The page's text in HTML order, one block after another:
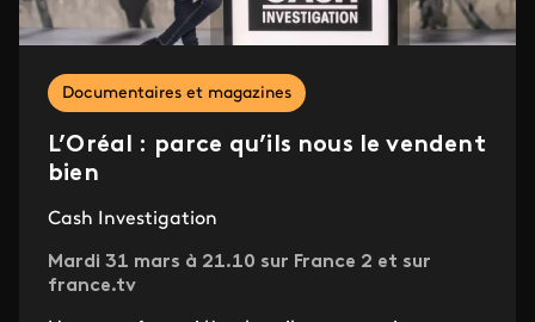
Documentaires et magazines
L’Oréal : parce qu’ils nous le vendent
bien
Cash Investigation
Mardi 31 mars à 21.10 sur France 2 et sur
france.tv